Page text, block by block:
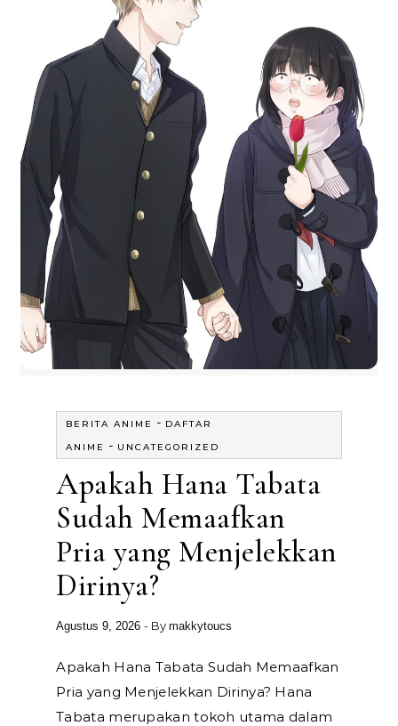
BERITA ANIME - DAFTAR
ANIME
- UNCATEGORIZED
Apakah Hana Tabata
Sudah Memaafkan
Pria yang Menjelekkan
Dirinya?
Agustus 9, 2026 - Bymakkytoucs
Apakah Hana Tabata Sudah Memaafkan
Pria yang Menjelekkan Dirinya? Hana
Tabata merupakan tokoh utama dalam